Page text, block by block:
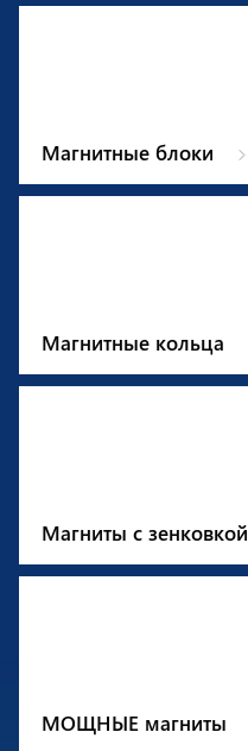
Магнитные блоки
Магнитные кольца
Магниты с зенковкой
МОЩНЫЕ магниты